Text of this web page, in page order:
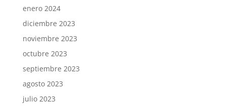
enero 2024
diciembre 2023
noviembre 2023
octubre 2023
septiembre 2023
agosto 2023
julio 2023